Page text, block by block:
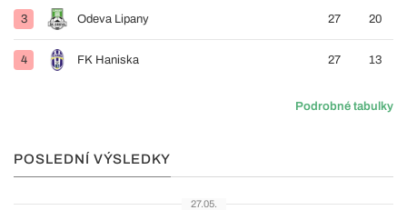
3 Odeva Lipany 27 20
4 FK Haniska 27 13
Podrobné tabulky
POSLEDNÍ VÝSLEDKY
27.05.